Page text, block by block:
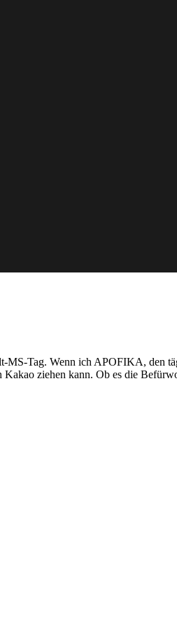
MS-Tag. Wenn ich APOFIKA, den
ziehen kann. Ob es die